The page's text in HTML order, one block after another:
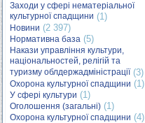
Заходи у сфері нематеріальної
культурної спадщини (1)
Новини (2 397)
Нормативна база (5)
Накази управління культури,
національностей, релігій та
туризму облдержадміністрації(3)
Охорона культурної спадщини (1)
У сфері культури (1)
Оголошення (загальні) (1)
Охорона культурної спадщини (4)